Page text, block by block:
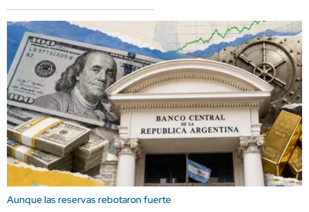
Aunque las reservas rebotaron fuerte